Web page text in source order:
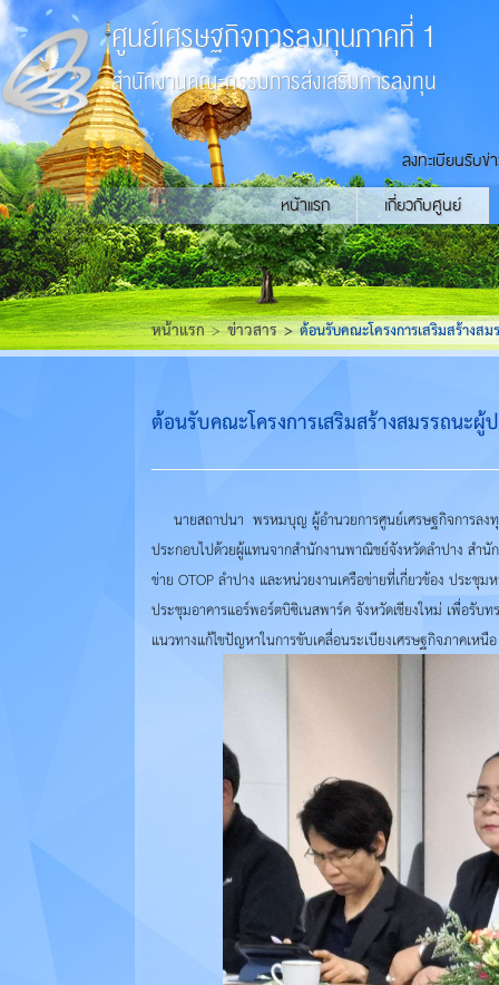
ศูนย์เศรษฐกิจการลงทุนภาคที่ 1
สำนักงานคณะกรรมการส่งเสริมการลงทุน
ลงทะเบียนรับข่
หน้าแรก
เกี่ยวกับศูนย์
หน้าแรก ข่าวสาร ต้อนรับคณะโครงการเสริมสร้างส
ต้อนรับคณะโครงการเสริมสร้างสมรรถนะ
นายสถาปนา พรหมบุญ ผู้อำนวยการศูนย์เศรษฐกิจการลงทุ
ประกอบไปด้วยผู้แทนจากสำนักงานพาณิชย์จังหวัดลำปาง สำ
ข่าย OTOP ลำปาง และหน่วยงานเครือข่ายที่เกี่ยวข้อง ประ
ประชุมอาคารแอร์พอร์ตบิซิเนสพาร์ค จังหวัดเชียงใหม่ เพื่อรั
แนวทางแก้ไขปัญหาในการขับเคลื่อนระเบียงเศรษฐกิจภาคเหนือ